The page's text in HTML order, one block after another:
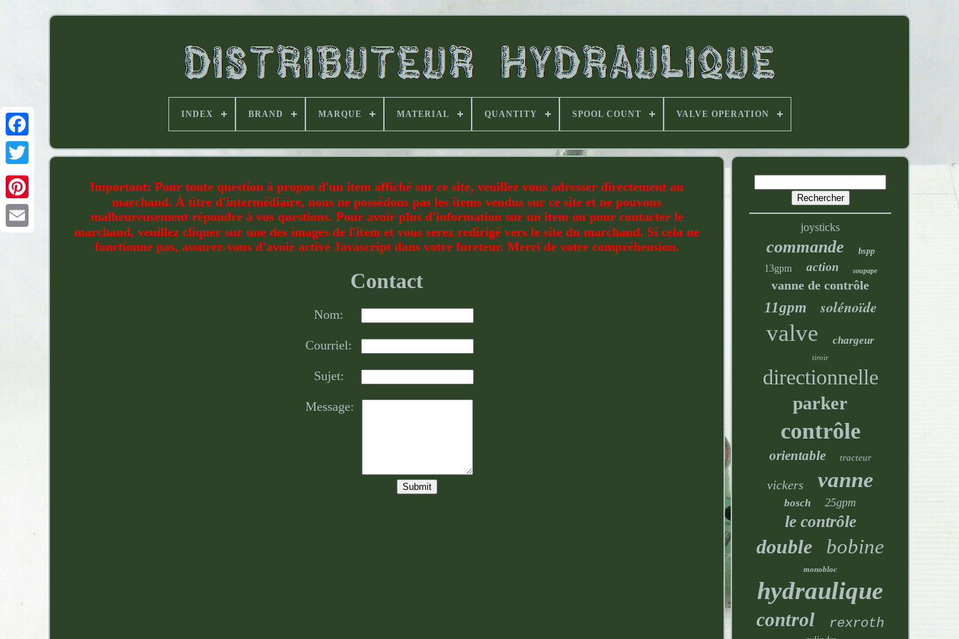
INDEX BRAND MARQUE MATERIAL QUANTITY SPOOL COUNT VALVE OPERATION
Important: Pour toute question à propos d'un item affiché sur ce site, veuillez vous adresser directement au
marchand. À titre d'intermédiaire, nous ne possédons pas les items vendus sur ce site et ne pouvons
malheureusement répondre à vos questions. Pour avoir plus d'information sur un item ou pour contacter le
marchand, veuillez cliquer sur une des images de l'item et vous serez redirigé vers le site du marchand. Si cela ne
fonctionne pas, assurez-vous d'avoir activé Javascript dans votre fureteur. Merci de votre compréhension.
Contact
Nom:
Courriel:
Sujet:
Message:
joysticks
commande bspp
13gpm action soupape
vanne de contrôle
11gpm solénoïde
valve chargeur
tiroir
directionnelle
parker
contrôle
orientable tracteur
vickers vanne
bosch 25gpm
le contrôle
double bobine
monobloc
hydraulique
control rexroth